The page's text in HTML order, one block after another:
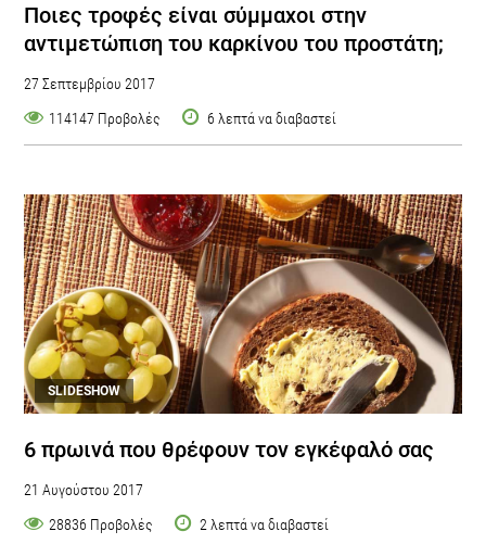
Ποιες τροφές είναι σύμμαχοι στην
αντιμετώπιση του καρκίνου του προστάτη;
27 Σεπτεμβρίου 2017
114147 Προβολές
6 λεπτά να διαβαστεί
SLIDESHOW
6 πρωινά που θρέφουν τον εγκέφαλό σας
21 Αυγούστου 2017
28836 Προβολές
2 λεπτά να διαβαστεί